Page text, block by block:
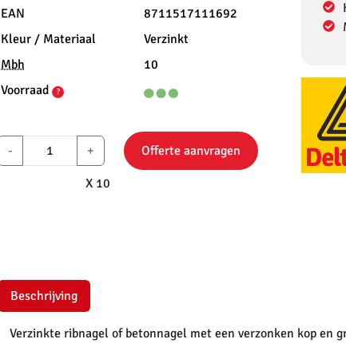
EAN
8711517111692
Kleur / Materiaal
Verzinkt
Mbh
10
Voorraad
?
- +
X 10
Offerte aanvragen
Beschrijving
Verzinkte ribnagel of betonnagel met een verzonken kop en